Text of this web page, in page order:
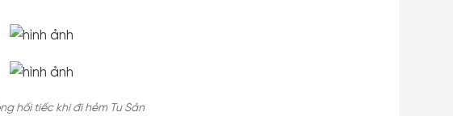
hối tiếc khi đi hẻm Tu Sản